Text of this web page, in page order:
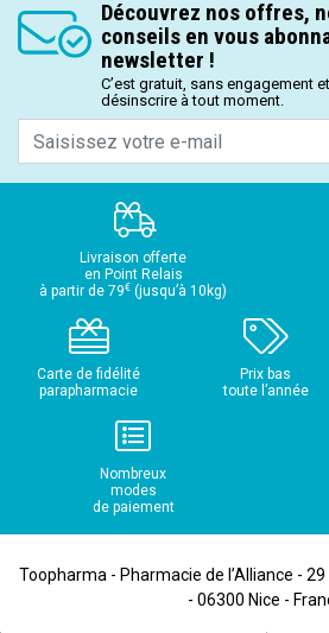
Découvrez nos offres,
conseils en vous
newsletter !
C’est gratuit, sans engagement
désinscrire à tout moment.
Livraison offerte
en Point Relais
à partir de 79€ (jusqu’à 10kg)
Carte de fidélité
parapharmacie
Prix bas
toute l’année
Nombreux
modes
de paiement
Toopharma - Pharmacie de l’Alliance -
- 06300 Nice -